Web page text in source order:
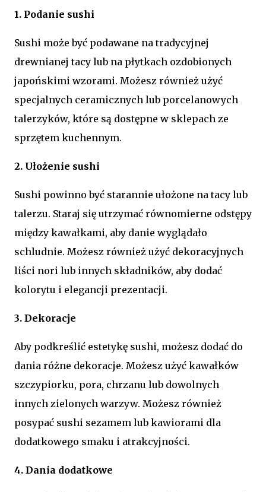
1. Podanie sushi
Sushi może być podawane na tradycyjnej
drewnianej tacy lub na płytkach ozdobionych
japońskimi wzorami. Możesz również użyć
specjalnych ceramicznych lub porcelanowych
talerzyków, które są dostępne w sklepach ze
sprzętem kuchennym.
2. Ułożenie sushi
Sushi powinno być starannie ułożone na tacy lub
talerzu. Staraj się utrzymać równomierne odstępy
między kawałkami, aby danie wyglądało
schludnie. Możesz również użyć dekoracyjnych
liści nori lub innych składników, aby dodać
kolorytu i elegancji prezentacji.
3. Dekoracje
Aby podkreślić estetykę sushi, możesz dodać do
dania różne dekoracje. Możesz użyć kawałków
szczypiorku, pora, chrzanu lub dowolnych
innych zielonych warzyw. Możesz również
posypać sushi sezamem lub kawiorami dla
dodatkowego smaku i atrakcyjności.
4. Dania dodatkowe